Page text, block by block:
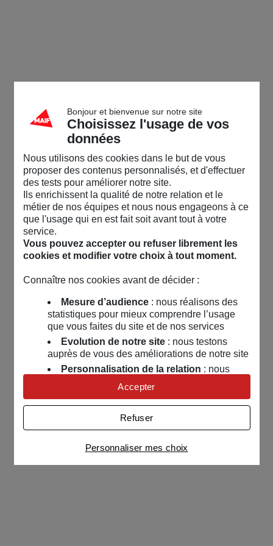
Bonjour et bienvenue sur notre site
Choisissez l'usage de vos
données
Nous utilisons des cookies dans le but de vous
proposer des contenus personnalisés, et d'effectuer
des tests pour améliorer notre site.
Ils enrichissent la qualité de notre relation et le
métier de nos équipes et nous nous engageons à ce
que l'usage qui en est fait soit avant tout à votre
service.
Vous pouvez accepter ou refuser librement les
cookies et modifier votre choix à tout moment.
Connaître nos cookies avant de décider :
Mesure d’audience: nous réalisons des
statistiques pour mieux comprendre l’usage
que vous faites du site et de nos services
Evolution de notre site: nous testons
auprès de vous des améliorations de notre site
Personnalisation de la relation : nous
nous servons de cookies pour adapter nos
contenus et personnaliser nos offres
Univers publicitaire: nous utilisons avec
nos partenaires des cookies pour afficher des
publicités personnalisées
Connaître notre politique cookies et la liste de nos
partenaires
Personnaliser mes choix
Refuser
Accepter